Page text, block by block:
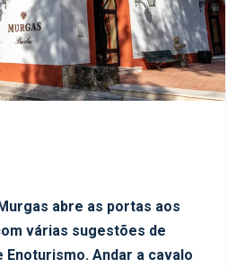
abre as portas aos
várias sugestões de
Enoturismo. Andar a cavalo